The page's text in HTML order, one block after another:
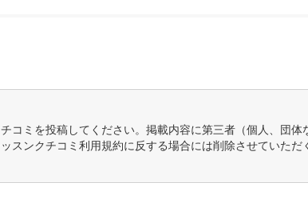
コミを投稿してください。掲載内容に第三者（個人、団体
スンクチコミ利用規約に反する場合には削除させていただ